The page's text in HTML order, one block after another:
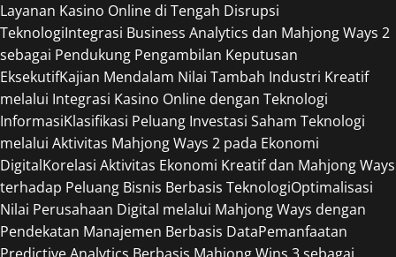
Layanan Kasino Online di Tengah Disrupsi
TeknologiIntegrasi Business Analytics dan Mahjong Ways 2
sebagai Pendukung Pengambilan Keputusan
EksekutifKajian Mendalam Nilai Tambah Industri Kreatif
melalui Integrasi Kasino Online dengan Teknologi
InformasiKlasifikasi Peluang Investasi Saham Teknologi
melalui Aktivitas Mahjong Ways 2 pada Ekonomi
DigitalKorelasi Aktivitas Ekonomi Kreatif dan Mahjong Ways
terhadap Peluang Bisnis Berbasis TeknologiOptimalisasi
Nilai Perusahaan Digital melalui Mahjong Ways dengan
Pendekatan Manajemen Berbasis DataPemanfaatan